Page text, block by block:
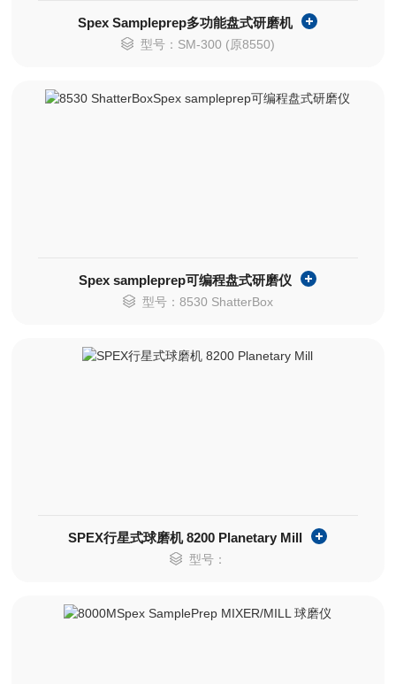
Spex Sampleprep多功能盘式研磨机
型号：SM-300 (原8550)
Spex sampleprep可编程盘式研磨仪
型号：8530 ShatterBox
SPEX行星式球磨机 8200 Planetary Mill
型号：